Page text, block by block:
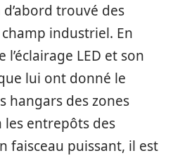
d’abord trouvé des
industriel. En
LED et son
lui ont donné le
hangars des zones
entrepôts des
faisceau puissant, il est